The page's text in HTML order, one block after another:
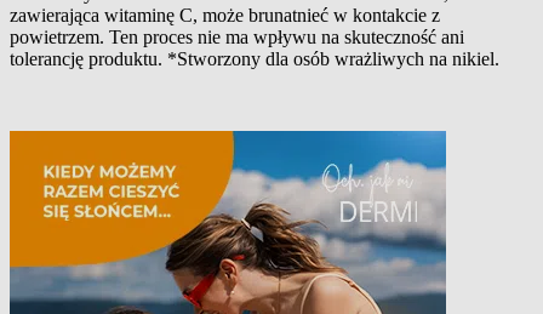
zawierająca witaminę C, może brunatnieć w kontakcie z
powietrzem. Ten proces nie ma wpływu na skuteczność ani
tolerancję produktu. *Stworzony dla osób wrażliwych na nikiel.